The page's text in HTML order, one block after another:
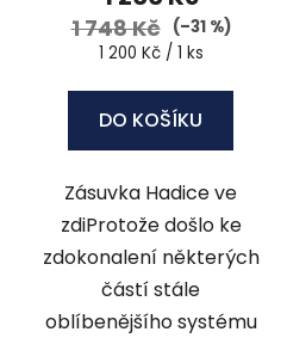
1 748 Kč
(–31 %)
Měrná
1 200 Kč / 1 ks
DO KOŠÍKU
Zásuvka Hadice ve
zdiProtože došlo ke
zdokonalení některých
částí stále
oblíbenějšího systému